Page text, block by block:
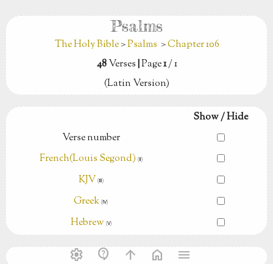
Psalms
The Holy Bible>Psalms >Chapter 106
48Verses|Page1/ 1
(Latin Version)
Show / Hide
Verse number
French(Louis Segond) (Ⅱ)
KJV (Ⅲ)
Greek (Ⅳ)
Hebrew (Ⅴ)
settings contact_support arrow_upward home menu